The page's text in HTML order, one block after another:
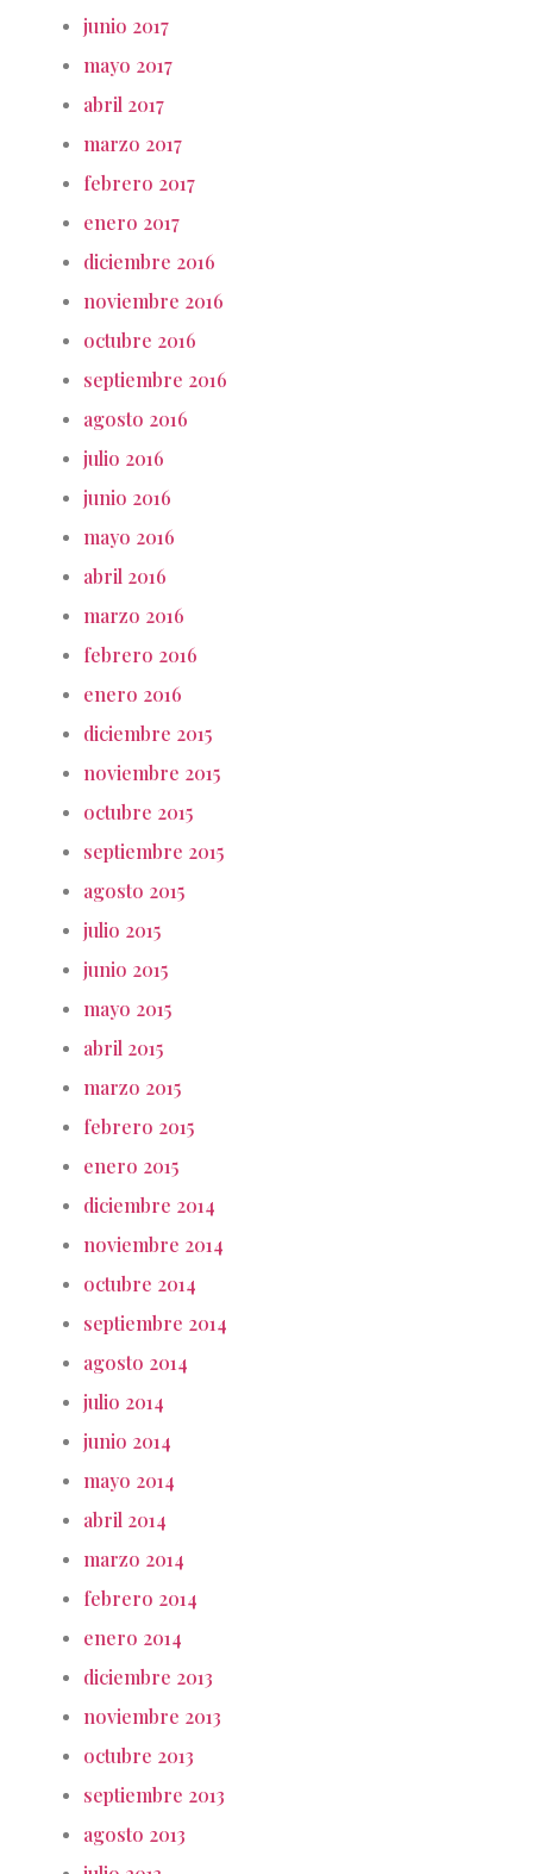
junio 2017
mayo 2017
abril 2017
marzo 2017
febrero 2017
enero 2017
diciembre 2016
noviembre 2016
octubre 2016
septiembre 2016
agosto 2016
julio 2016
junio 2016
mayo 2016
abril 2016
marzo 2016
febrero 2016
enero 2016
diciembre 2015
noviembre 2015
octubre 2015
septiembre 2015
agosto 2015
julio 2015
junio 2015
mayo 2015
abril 2015
marzo 2015
febrero 2015
enero 2015
diciembre 2014
noviembre 2014
octubre 2014
septiembre 2014
agosto 2014
julio 2014
junio 2014
mayo 2014
abril 2014
marzo 2014
febrero 2014
enero 2014
diciembre 2013
noviembre 2013
octubre 2013
septiembre 2013
agosto 2013